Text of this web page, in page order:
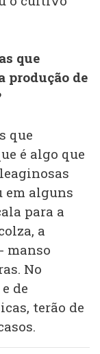
que
produção de
que
é algo que
em alguns
para a
a
manso
No
de
terão de